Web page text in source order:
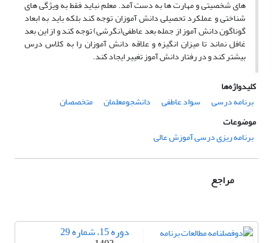
های شخصیتی و مهارت ها به دست آمد.­ معلم نباید فقط به ویژگی های
شناختی و عملکرد تحصیلی دانش آموزان توجه کند بلکه باید به ابعاد
گوناگون دانش آموز از جمله بعد عاطفی(نگرشی) توجه کند و از این بعد
غافل نماند تا میزان انگیزه و علاقه دانش آموزان را به کلاس درس
بیشتر کند و در رفتار دانش آموز تغییر ایجاد کند.
کلیدواژه‌ها
برنامه درسی
سواد عاطفی دانشجومعلمان
متخصصان
موضوعات
برنامه ریزی درسی آموزش عالی
مراجع
دوره 15، شماره 29